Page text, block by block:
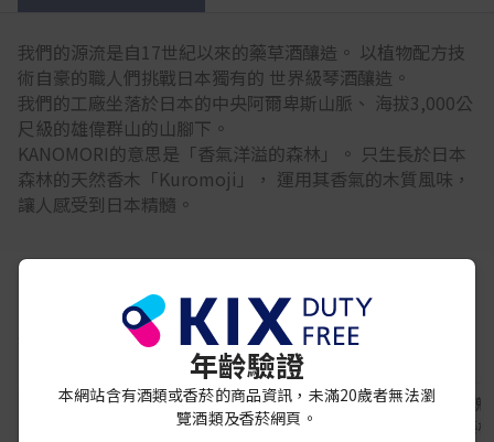
我們的源流是自17世紀以來的藥草酒釀造。 以植物配方技
術自豪的職人們挑戰日本獨有的 世界級琴酒釀造。
我們的工廠坐落於日本的中央阿爾卑斯山脈、 海拔3,000公
尺級的雄偉群山的山腳下。
KANOMORI的意思是「香氣洋溢的森林」。 只生長於日本
森林的天然香木「Kuromoji」， 運用其香氣的木質風味，
讓人感受到日本精髓。
你可能還喜歡
人頭馬
年齡驗證
本網站含有酒類或香菸的商品資訊，未滿20歲者無法瀏
覽酒類及香菸網頁。